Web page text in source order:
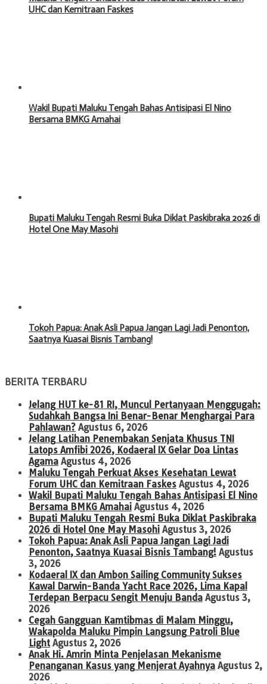
UHC dan Kemitraan Faskes
Wakil Bupati Maluku Tengah Bahas Antisipasi El Nino
Bersama BMKG Amahai
Bupati Maluku Tengah Resmi Buka Diklat Paskibraka 2026 di
Hotel One May Masohi
Tokoh Papua: Anak Asli Papua Jangan Lagi Jadi Penonton,
Saatnya Kuasai Bisnis Tambang!
BERITA TERBARU
Jelang HUT ke-81 RI, Muncul Pertanyaan Menggugah:
Sudahkah Bangsa Ini Benar-Benar Menghargai Para
Pahlawan? Agustus 6, 2026
Jelang Latihan Penembakan Senjata Khusus TNI
Latops Amfibi 2026, Kodaeral IX Gelar Doa Lintas
Agama Agustus 4, 2026
Maluku Tengah Perkuat Akses Kesehatan Lewat
Forum UHC dan Kemitraan Faskes Agustus 4, 2026
Wakil Bupati Maluku Tengah Bahas Antisipasi El Nino
Bersama BMKG Amahai Agustus 4, 2026
Bupati Maluku Tengah Resmi Buka Diklat Paskibraka
2026 di Hotel One May Masohi Agustus 3, 2026
Tokoh Papua: Anak Asli Papua Jangan Lagi Jadi
Penonton, Saatnya Kuasai Bisnis Tambang! Agustus
3, 2026
Kodaeral IX dan Ambon Sailing Community Sukses
Kawal Darwin-Banda Yacht Race 2026, Lima Kapal
Terdepan Berpacu Sengit Menuju Banda Agustus 3,
2026
Cegah Gangguan Kamtibmas di Malam Minggu,
Wakapolda Maluku Pimpin Langsung Patroli Blue
Light Agustus 2, 2026
Anak Hi. Amrin Minta Penjelasan Mekanisme
Penanganan Kasus yang Menjerat Ayahnya Agustus 2,
2026